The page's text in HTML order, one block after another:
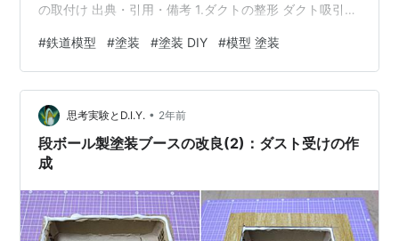
の取付け 出典・引用・備考 1.ダクトの整形 ダクト吸引側
になる様に、墨だしをします。墨だし線に沿って、余剰
なダクトをカッターで切り落とします。 切り落とした分
は、後の工程で使うので捨てずに、取っておきます。 塗
装ブース側の切り口に、木の粘土を多少、多めに埋め込
んでいきます。べニア板や端材等を使って上から押さ
え、平滑化し、…
#鉄道模型 #塗装 #塗装 DIY #模型 塗装
思考実験とD.I.Y. • 2年前
段ボール製塗装ブースの改良(2)：ダスト受けの作
成